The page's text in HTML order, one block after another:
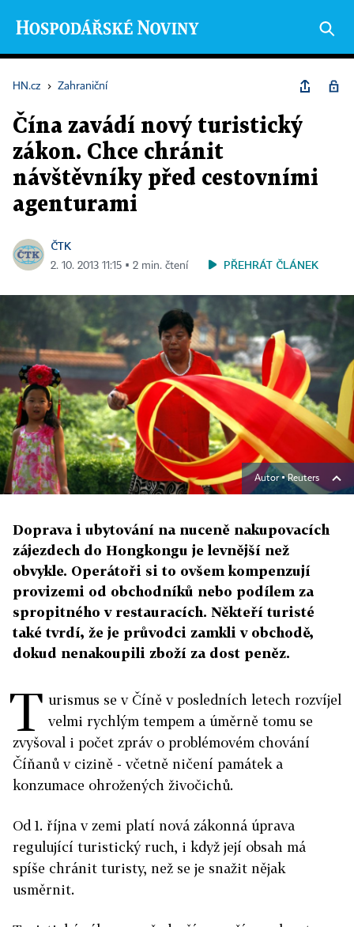
HN.cz › Zahraniční
Čína zavádí nový turistický
zákon. Chce chránit
návštěvníky před cestovními
agenturami
ČTK
2. 10. 2013 11:15 ▪ 2 min. čtení PŘEHRÁT ČLÁNEK
Autor ▪Reuters
Doprava i ubytování na nuceně nakupovacích
zájezdech do Hongkongu je levnější než
obvykle. Operátoři si to ovšem kompenzují
provizemi od obchodníků nebo podílem za
spropitného v restauracích. Někteří turisté
také tvrdí, že je průvodci zamkli v obchodě,
dokud nenakoupili zboží za dost peněz.
T urismus se v Číně v posledních letech rozvíjel
velmi rychlým tempem a úměrně tomu se
zvyšoval i počet zpráv o problémovém chování
Číňanů v cizině - včetně ničení památek a
konzumace ohrožených živočichů.
Od 1. října v zemi platí nová zákonná úprava
regulující turistický ruch, i když její obsah má
spíše chránit turisty, než se je snažit nějak
usměrnit.